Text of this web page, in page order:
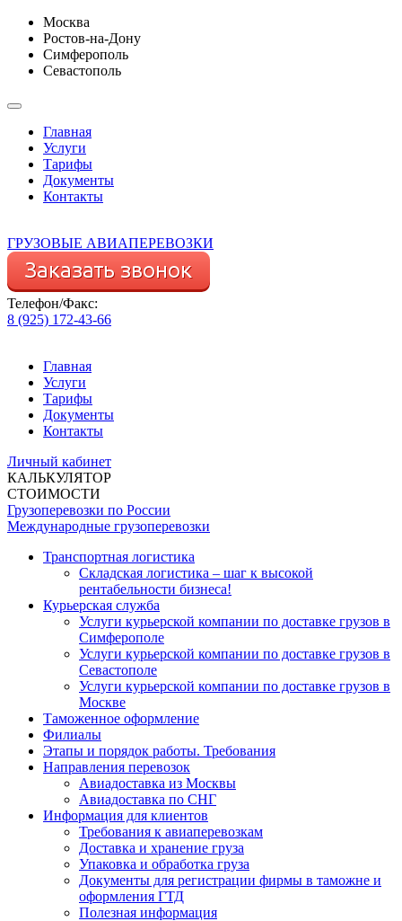
Москва
Ростов-на-Дону
Симферополь
Севастополь
Главная
Услуги
Тарифы
Документы
Контакты
ГРУЗОВЫЕ АВИАПЕРЕВОЗКИ
Телефон/Факс:
8 (925) 172-43-66
Главная
Услуги
Тарифы
Документы
Контакты
Личный кабинет
КАЛЬКУЛЯТОР
СТОИМОСТИ
Грузоперевозки по России
Международные грузоперевозки
Транспортная логистика
Складская логистика – шаг к высокой
рентабельности бизнеса!
Курьерская служба
Услуги курьерской компании по доставке грузов в
Симферополе
Услуги курьерской компании по доставке грузов в
Севастополе
Услуги курьерской компании по доставке грузов в
Москве
Таможенное оформление
Филиалы
Этапы и порядок работы. Требования
Направления перевозок
Авиадоставка из Москвы
Авиадоставка по СНГ
Информация для клиентов
Требования к авиаперевозкам
Доставка и хранение груза
Упаковка и обработка груза
Документы для регистрации фирмы в таможне и
оформления ГТД
Полезная информация